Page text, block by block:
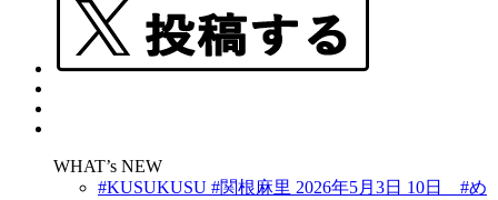
WHAT’s NEW
#KUSUKUSU #関根麻里 2026年5月3日 10日 #め